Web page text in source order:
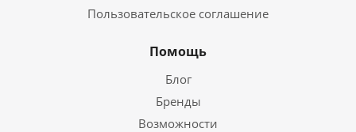
Пользовательское соглашение
Помощь
Блог
Бренды
Возможности